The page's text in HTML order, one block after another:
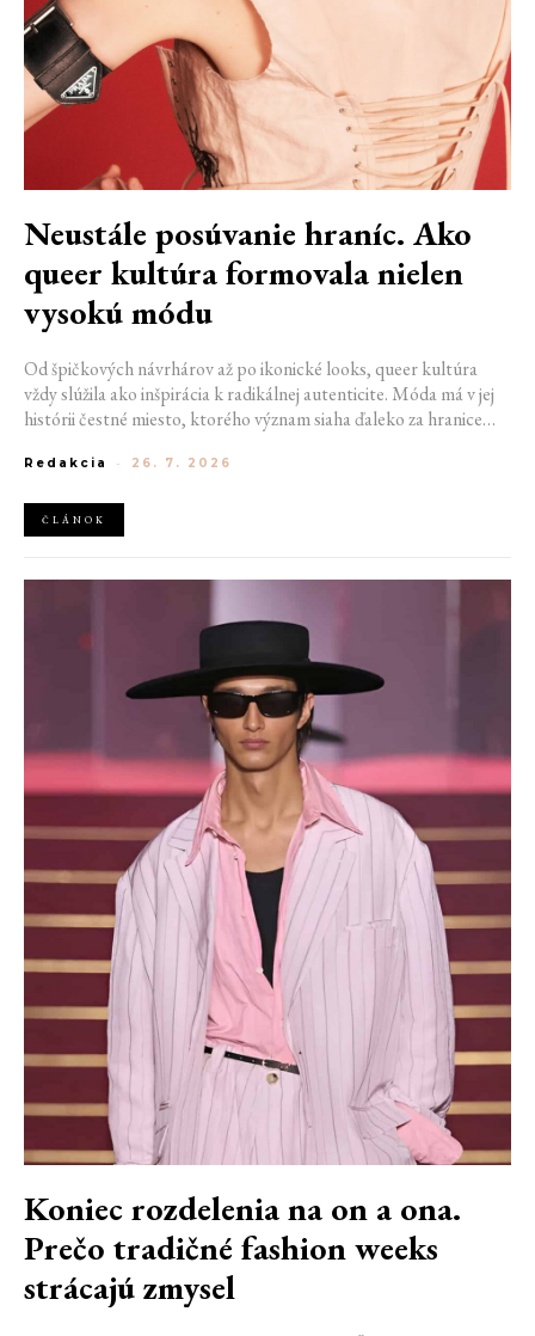
Neustále posúvanie hraníc. Ako
queer kultúra formovala nielen
vysokú módu
Od špičkových návrhárov až po ikonické looks, queer kultúra
vždy slúžila ako inšpirácia k radikálnej autenticite. Móda má v jej
histórii čestné miesto, ktorého význam siaha ďaleko za hranice
postihom a nebezpečenstvu, fungovalo práve oblečenie ako tichý
jeden druhého a vďaka veľkolepej ballroom scéne mali aj ľudia na
okraji spoločnosti priestor zažiariť na mólach. Ako sa queer
Redakcia - 26. 7. 2026
ČLÁNOK
Koniec rozdelenia na on a ona.
Prečo tradičné fashion weeks
strácajú zmysel